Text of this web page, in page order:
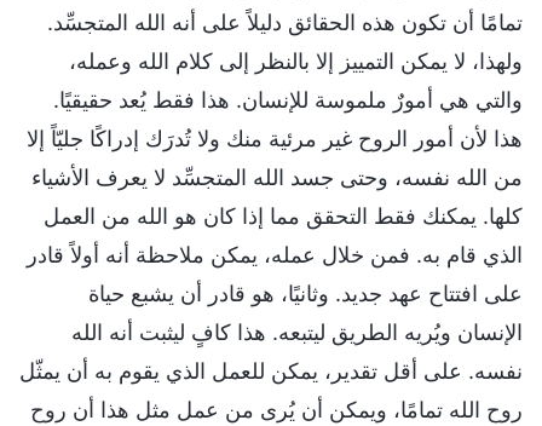
تمامًا أن تكون هذه الحقائق دليلاً على أنه الله المتجسِّد.
ولهذا، لا يمكن التمييز إلا بالنظر إلى كلام الله وعمله،
والتي هي أمورٌ ملموسة للإنسان. هذا فقط يُعد حقيقيًا.
هذا لأن أمور الروح غير مرئية منك ولا تُدرَك إدراكًا جليّاً إلا
من الله نفسه، وحتى جسد الله المتجسِّد لا يعرف الأشياء
كلها. يمكنك فقط التحقق مما إذا كان هو الله من العمل
الذي قام به. فمن خلال عمله، يمكن ملاحظة أنه أولاً قادر
على افتتاح عهد جديد. وثانيًا، هو قادر أن يشبع حياة
الإنسان ويُريه الطريق ليتبعه. هذا كافٍ ليثبت أنه الله
نفسه. على أقل تقدير، يمكن للعمل الذي يقوم به أن يمثّل
روح الله تمامًا، ويمكن أن يُرى من عمل مثل هذا أن روح